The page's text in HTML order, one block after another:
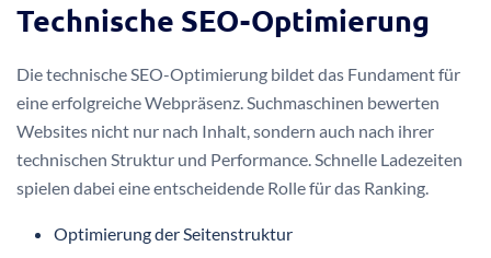
Technische SEO-Optimierung
Die technische SEO-Optimierung bildet das Fundament für
eine erfolgreiche Webpräsenz. Suchmaschinen bewerten
Websites nicht nur nach Inhalt, sondern auch nach ihrer
technischen Struktur und Performance. Schnelle Ladezeiten
spielen dabei eine entscheidende Rolle für das Ranking.
Optimierung der Seitenstruktur